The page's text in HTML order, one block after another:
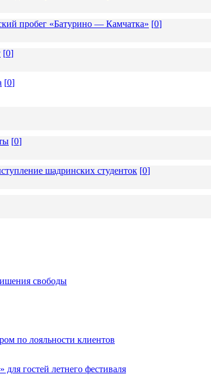
пробег «Батурино — Камчатка» [0]
[0]
[0]
[0]
шадринских студенток [0]
свободы
по лояльности клиентов
гостей летнего фестиваля